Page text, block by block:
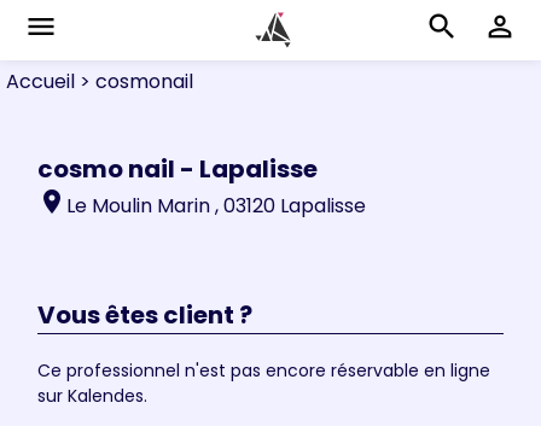
menu search perm_identity
Accueil > cosmonail
cosmo nail - Lapalisse
location_on Le Moulin Marin , 03120 Lapalisse
Vous êtes client ?
Ce professionnel n'est pas encore réservable en ligne
sur Kalendes.